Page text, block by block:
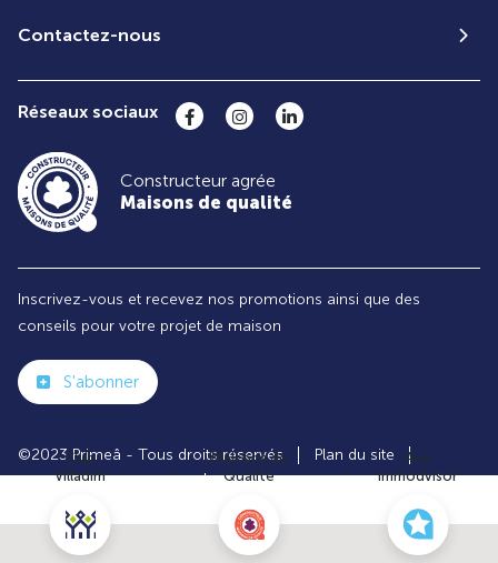
Club
Villadim
Maisons de
Qualité
Avis
Immodvisor
Contactez-nous
Réseaux sociaux
Constructeur agrée
Maisons de qualité
Inscrivez-vous et recevez nos promotions ainsi que des
conseils pour votre projet de maison
S'abonner
©2023 Primeâ - Tous droits réservés
Plan du site
Paramètres des cookies
Politiques de Confidentialités
Mentions légales
Recrutement
Le groupe VILLADIM